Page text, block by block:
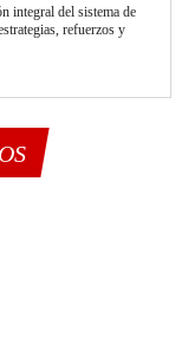
integral del sistema de
refuerzos y